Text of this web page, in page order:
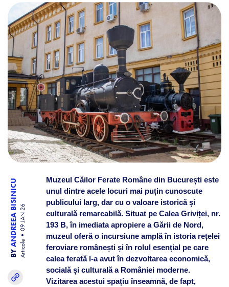
MUZEUL CFR DIN
BY
ANDREEA BISINICU
Articole
09 JAN 26
Muzeul Căilor Ferate Române din București este
unul dintre acele locuri mai puțin cunoscute
publicului larg, dar cu o valoare istorică și
culturală remarcabilă. Situat pe Calea Griviței, nr.
193 B, în imediata apropiere a Gării de Nord,
muzeul oferă o incursiune amplă în istoria rețelei
feroviare românești și în rolul esențial pe care
calea ferată l-a avut în dezvoltarea economică,
socială și culturală a României moderne.
Vizitarea acestui spațiu înseamnă, de fapt,